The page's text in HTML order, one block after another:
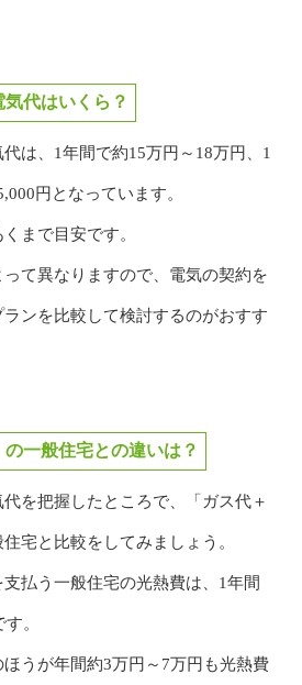
代はいくら？
は、1年間で約15万円～18万円、1
円となっています。
まで目安です。
て異なりますので、電気の契約を
ンを比較して検討するのがおすす
の一般住宅との違いは？
を把握したところで、「ガス代＋
宅と比較をしてみましょう。
支払う一般住宅の光熱費は、1年間
。
うが年間約3万円～7万円も光熱費